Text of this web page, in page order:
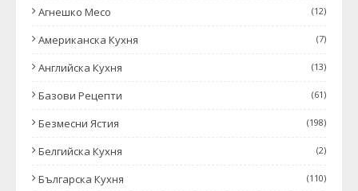
Агнешко Месо (12)
Американска Кухня (7)
Английска Кухня (13)
Базови Рецепти (61)
Безмесни Ястия (198)
Белгийска Кухня (2)
Българска Кухня (110)